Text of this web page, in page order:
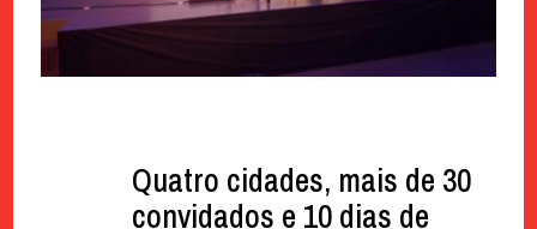
Quatro cidades, mais de 30
convidados e 10 dias de